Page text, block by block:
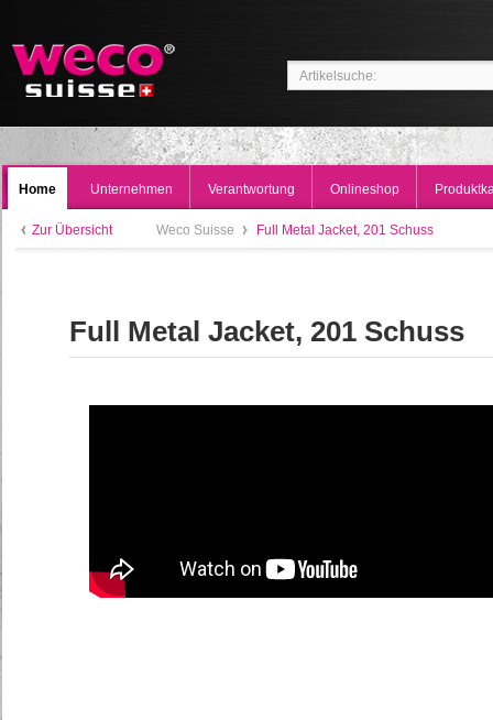
Home Unternehmen Verantwortung Onlineshop
Zur Übersicht Weco Suisse Full Metal Jacket, 201 Schuss
Full Metal Jacket, 201 Schuss